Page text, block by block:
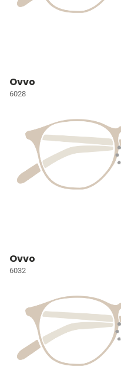
Ovvo
6028
Ovvo
6032